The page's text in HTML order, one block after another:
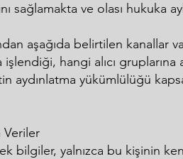
sağlamakta ve olası hukuka
aşağıda belirtilen kanallar
hangi alıcı gruplarına
aydınlatma yükümlülüğü
Veriler
bilgiler, yalnızca bu kişinin